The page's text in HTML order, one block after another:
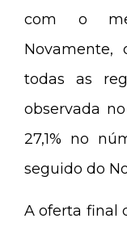
com o
todas as
observada
27,1% no
seguido do
A oferta final